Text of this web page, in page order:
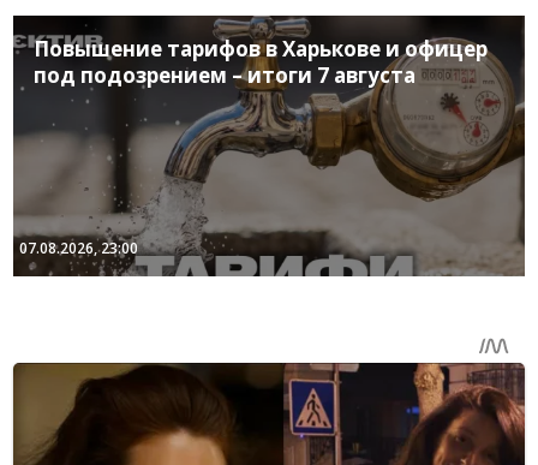
Повышение тарифов в Харькове и офицер
под подозрением – итоги 7 августа
07.08.2026, 23:00